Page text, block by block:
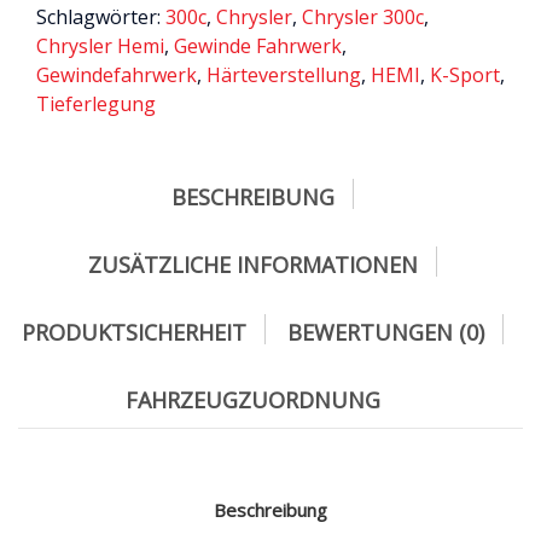
Schlagwörter: 300c, Chrysler, Chrysler 300c,
Chrysler Hemi, Gewinde Fahrwerk,
Gewindefahrwerk, Härteverstellung, HEMI, K-Sport,
Tieferlegung
BESCHREIBUNG
ZUSÄTZLICHE INFORMATIONEN
PRODUKTSICHERHEIT BEWERTUNGEN (0)
FAHRZEUGZUORDNUNG
Beschreibung